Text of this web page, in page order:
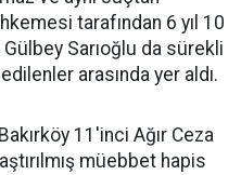
tarafından 6 yıl 10
Sarıoğlu da sürekli
arasında yer aldı.
11'inci Ağır Ceza
müebbet hapis